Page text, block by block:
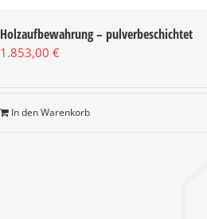
Holzaufbewahrung – pulverbeschichtet
1.853,00 €
In den Warenkorb